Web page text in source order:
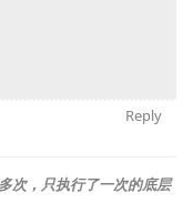
Reply
次，只执行了一次的底层